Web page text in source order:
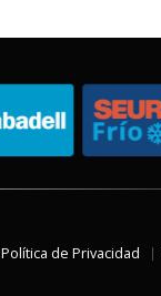
Política de Privacidad